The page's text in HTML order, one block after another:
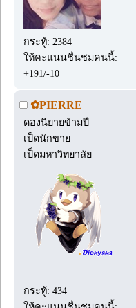
กระทู้: 2384
ให้คะแนนชื่นชมคนนี้:
+191/-10
✿PIERRE
ดองนิยายข้ามปี
เป็ดนักขาย
เป็ดมหาวิทยาลัย
กระทู้: 434